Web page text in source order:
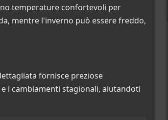
temperature confortevoli per
mentre l'inverno può essere freddo,
fornisce preziose
i cambiamenti stagionali, aiutandoti